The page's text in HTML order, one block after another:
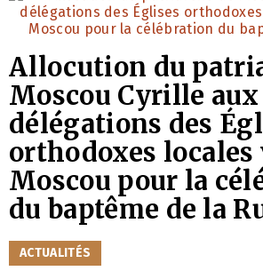
Allocution du
Moscou Cyrille aux
délégations des
orthodoxes locales
Moscou pour la
du baptême de la
CATÉGORIES
ACTUALITÉS